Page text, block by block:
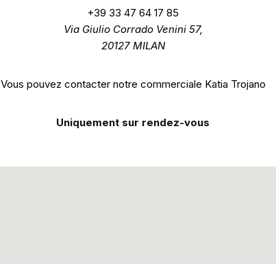
+39 33 47 64 17 85
Via Giulio Corrado Venini 57,
20127 MILAN
Vous pouvez contacter notre commerciale Katia Trojano
Uniquement sur rendez-vous